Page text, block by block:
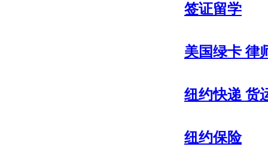
签证留学
美国绿卡 律
纽约快递 货
纽约保险